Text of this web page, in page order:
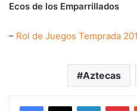
Ecos de los Emparrillados
– Rol de Juegos Temprada
Aztecas
LinkedIn